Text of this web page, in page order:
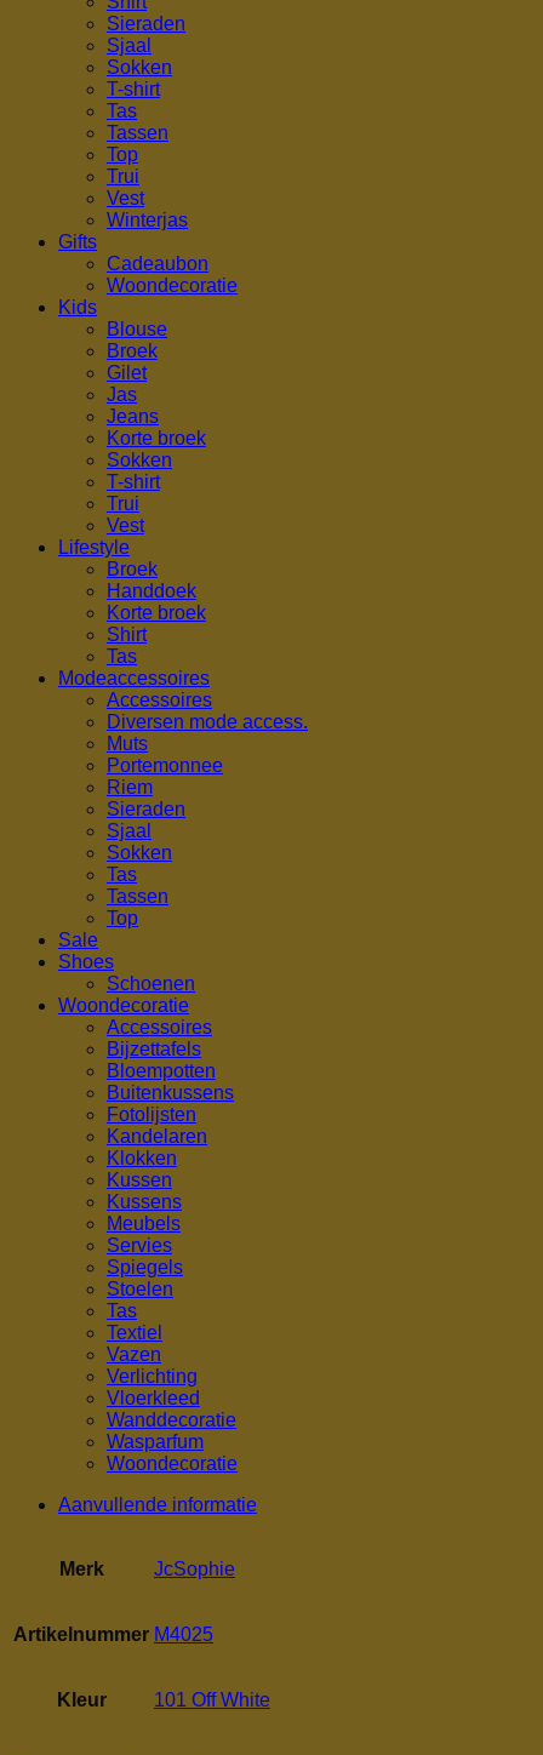
Sieraden
Sjaal
Sokken
T-shirt
Tas
Tassen
Top
Trui
Vest
Winterjas
Gifts
Cadeaubon
Woondecoratie
Kids
Blouse
Broek
Gilet
Jas
Jeans
Korte broek
Sokken
T-shirt
Trui
Vest
Lifestyle
Broek
Handdoek
Korte broek
Shirt
Tas
Modeaccessoires
Accessoires
Diversen mode access.
Muts
Portemonnee
Riem
Sieraden
Sjaal
Sokken
Tas
Tassen
Top
Sale
Shoes
Schoenen
Woondecoratie
Accessoires
Bijzettafels
Bloempotten
Buitenkussens
Fotolijsten
Kandelaren
Klokken
Kussen
Kussens
Meubels
Servies
Spiegels
Stoelen
Tas
Textiel
Vazen
Verlichting
Vloerkleed
Wanddecoratie
Wasparfum
Woondecoratie
Aanvullende informatie
Merk JcSophie
Artikelnummer M4025
Kleur 101 Off White